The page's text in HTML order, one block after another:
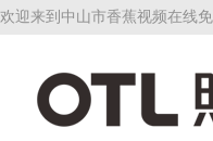
欢迎来到中山市香蕉视频在线